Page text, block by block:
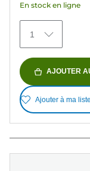
473
avis
En stock en ligne
1
AJOUTER
Ajouter à ma